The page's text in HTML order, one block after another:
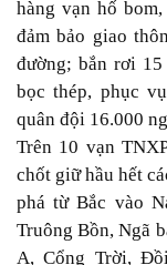
hàng vạn hố
đảm bảo giao
đường; bắn rơi
bọc thép, phục
quân đội 16.000
Trên 10 vạn
chốt giữ hầu hết
phá từ Bắc vào
Truông Bồn, Ngã
A, Cổng Trời,